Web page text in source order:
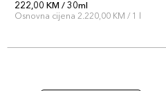
222,00 KM / 30ml
Osnovna cijena 2.220,00 KM / 1 l